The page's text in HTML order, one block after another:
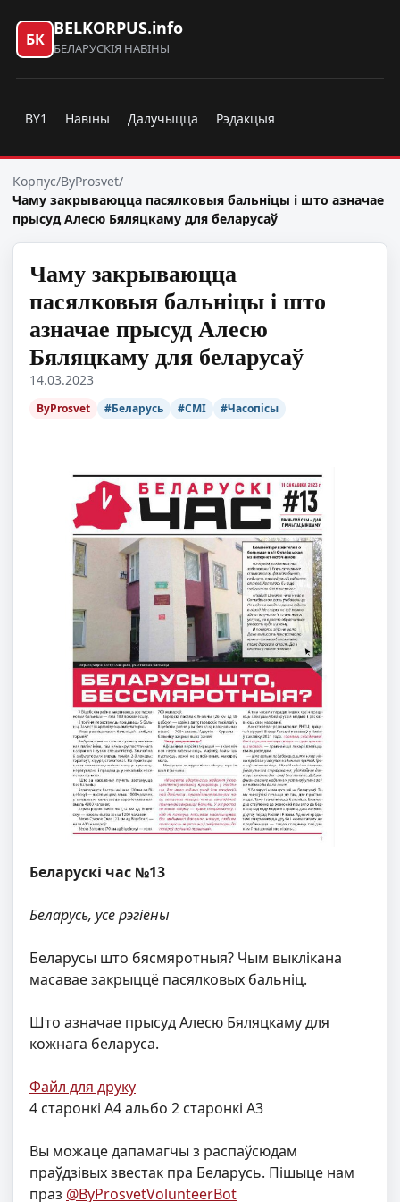
БК
BELKORPUS.info
БЕЛАРУСКІЯ НАВІНЫ
BY1 Навіны Далучыцца Рэдакцыя
Корпус/ByProsvet/
Чаму закрываюцца пасялковыя бальніцы і што азначае
прысуд Алесю Бяляцкаму для беларусаў
Чаму закрываюцца
пасялковыя бальніцы і што
азначае прысуд Алесю
Бяляцкаму для беларусаў
14.03.2023
ByProsvet #Беларусь #СМІ #Часопісы
Беларускі час №13
Беларусь, усе рэгіёны
Беларусы што бясмяротныя? Чым выклікана
масавае закрыццё пасялковых бальніц.
Што азначае прысуд Алесю Бяляцкаму для
кожнага беларуса.
Файл для друку
4 старонкі А4 альбо 2 старонкі А3
Вы можаце дапамагчы з распаўсюдам
праўдзівых звестак пра Беларусь. Пішыце нам
праз @ByProsvetVolunteerBot